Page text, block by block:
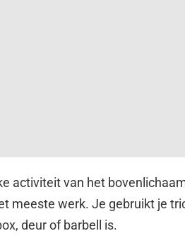
activiteit van het
meeste werk. Je gebruikt je
deur of barbell is.